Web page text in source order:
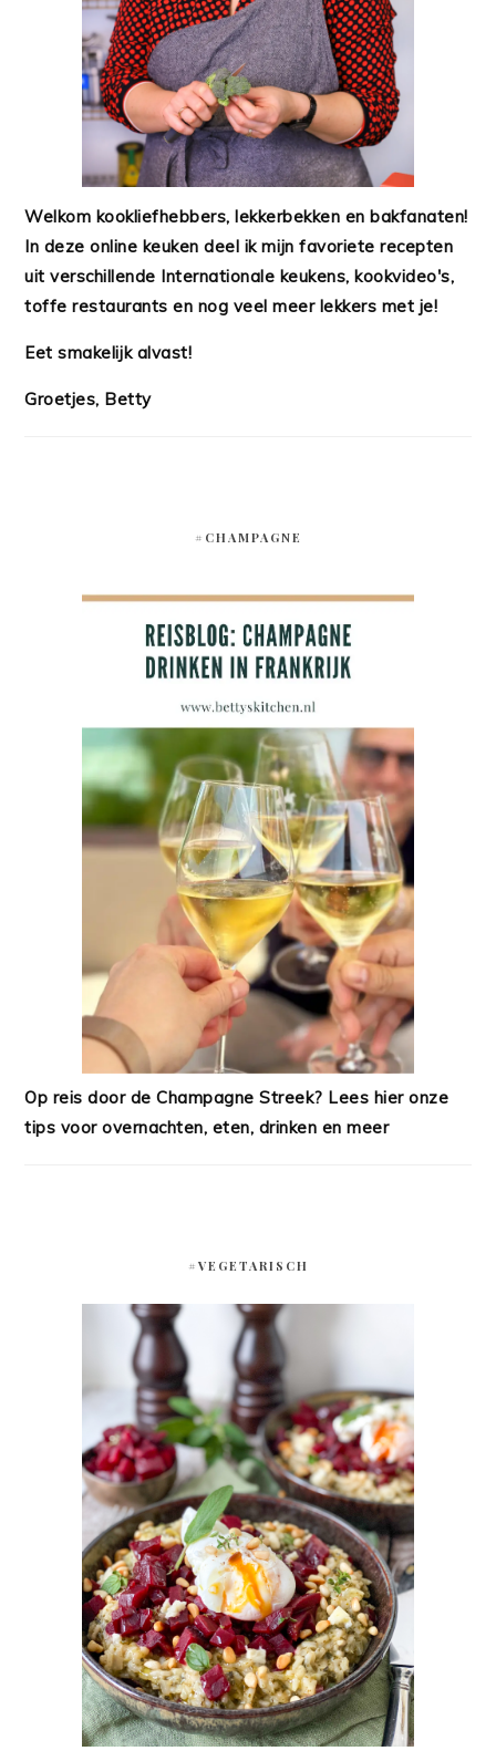
Welkom kookliefhebbers, lekkerbekken en bakfanaten!
In deze online keuken deel ik mijn favoriete recepten
uit verschillende Internationale keukens, kookvideo's,
toffe restaurants en nog veel meer lekkers met je!
Eet smakelijk alvast!
Groetjes, Betty
#CHAMPAGNE
Op reis door de Champagne Streek? Lees hier onze
tips voor overnachten, eten, drinken en meer
#VEGETARISCH